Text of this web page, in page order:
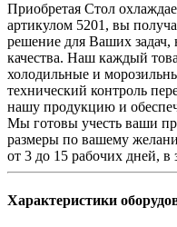
Приобретая Стол
артикулом 5201, вы
решение для Ваших задач,
качества. Наш каждый
холодильные и
технический контроль
нашу продукцию и
Мы готовы учесть ваши
размеры по вашему
от 3 до 15 рабочих дней, в
Характеристики